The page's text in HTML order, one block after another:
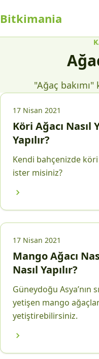
Bitkimania
"Ağaç
17 Nisan 2021
Köri Ağacı Nasıl
Yapılır?
Kendi bahçenizde
ister misiniz?
17 Nisan 2021
Mango Ağacı
Nasıl Yapılır?
Güneydoğu Asya’nın
yetişen mango
yetiştirebilirsiniz.